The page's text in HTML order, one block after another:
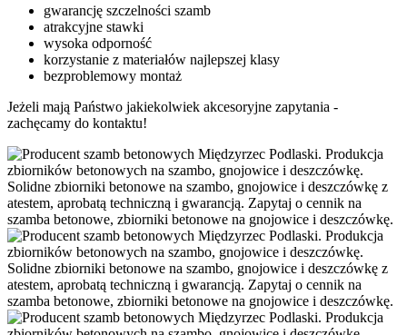
gwarancję szczelności szamb
atrakcyjne stawki
wysoka odporność
korzystanie z materiałów najlepszej klasy
bezproblemowy montaż
Jeżeli mają Państwo jakiekolwiek akcesoryjne zapytania -
zachęcamy do kontaktu!